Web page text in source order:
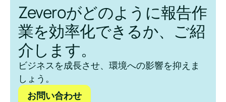
Zeveroがどのように報告作
業を効率化できるか、ご紹
介します。
ビジネスを成長させ、環境への影響を抑えま
しょう。
お問い合わせ